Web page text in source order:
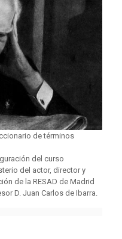
de términos
del curso
del actor, director y
de la RESAD de Madrid
D. Juan Carlos de Ibarra.